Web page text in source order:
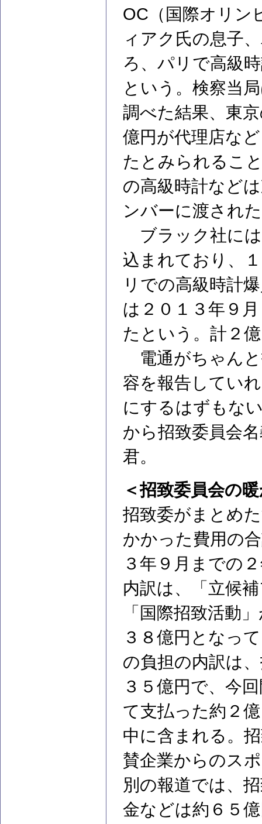
OC（国際オリン
ィアク氏の息子
ろ、パリで高級
という。検察当
調べた結果、東
億円が代理店な
たとみられるこ
の高級時計など
ンバーに渡され
ブラック社には
込まれており、
リでの高級時計
は２０１３年９
たという。計２
電通がちゃんと
容を報告してい
にするはずもな
から招致委員会
君。
＜招致委員会の
招致委がまとめ
かかった費用の
３年９月までの
内訳は、「立候
「国際招致活動
３８億円となっ
の負担の内訳は
３５億円で、今
て支払った約２
中に含まれる。
賛企業からのス
別の報道では、
金などは約６５